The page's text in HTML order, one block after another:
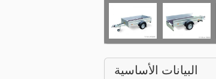
البيانات الأساسية